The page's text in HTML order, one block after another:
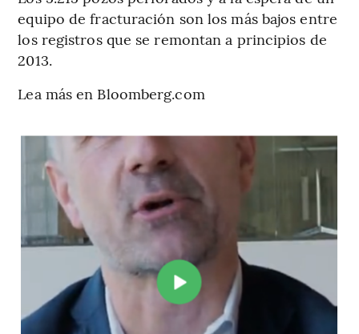
equipo de fracturación son los más bajos entre
los registros que se remontan a principios de
2013.
Lea más en Bloomberg.com